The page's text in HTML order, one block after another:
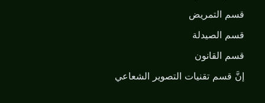
قسم التمريض
قسم الصيدلة
قسم القانون
إنَّ قسم تقنيات التصوير الشعاعي